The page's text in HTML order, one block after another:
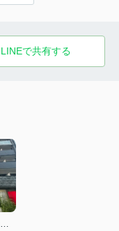
LINEで共有する
大阪市中央区和泉町２丁目